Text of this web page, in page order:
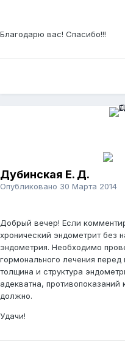
Благодарю вас! Спасибо!!!
Дубинская Е. Д.
Опубликовано 30 Марта 2014
Добрый вечер! Если
хронический эндометрит без
эндометрия. Необходимо
гормонального лечения
толщина и структура
адекватна,
должно.
Удачи!